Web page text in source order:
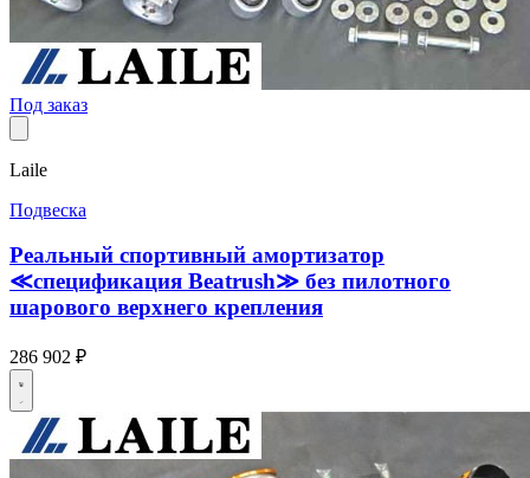
Под заказ
Laile
Подвеска
Реальный спортивный амортизатор
≪спецификация Beatrush≫ без пилотного
шарового верхнего крепления
286 902 ₽